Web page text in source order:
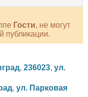
Гости, не могут
публикации.
, 236023, ул.
, ул. Парковая